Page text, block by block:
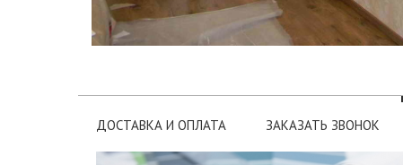
ДОСТАВКА И ОПЛАТА ЗАКАЗАТЬ ЗВОНОК